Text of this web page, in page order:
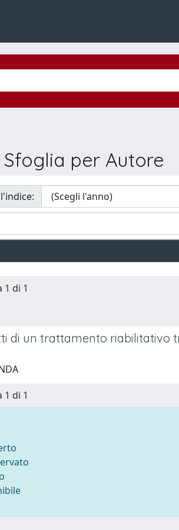
Sfoglia per Autore
di 1
di un trattamento riabilitativo
di 1